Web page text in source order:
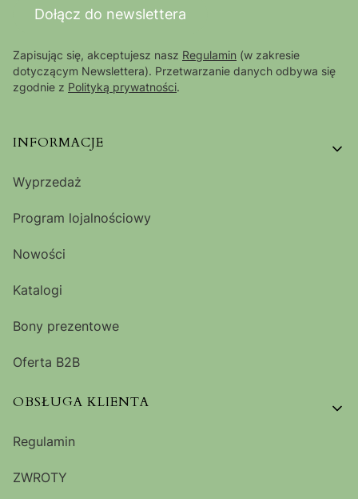
Dołącz do newslettera
Zapisując się, akceptujesz nasz Regulamin (w zakresie
dotyczącym Newslettera). Przetwarzanie danych odbywa się
zgodnie z Polityką prywatności.
Linki w stopce
INFORMACJE
Wyprzedaż
Program lojalnościowy
Nowości
Katalogi
Bony prezentowe
Oferta B2B
OBSŁUGA KLIENTA
Regulamin
ZWROTY